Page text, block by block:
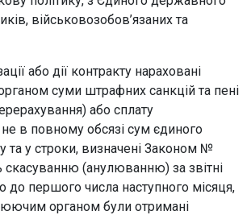
військовозобов’язаних та
або дії контракту нараховані
суми штрафних санкцій та пені
або сплату
в повному обсязі сум єдиного
та у строки, визначені Законом №
скасуванню (анулюванню) за звітні
до першого числа наступного місяця,
органом були отримані